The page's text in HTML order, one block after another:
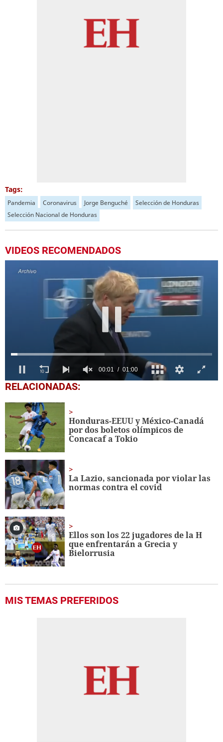
Tags:
Pandemia Coronavirus Jorge Benguché
Selección de Honduras
Selección Nacional de Honduras
VIDEOS RECOMENDADOS
0
seconds
minute,
RELACIONADAS:
Honduras-EEUU y México-Canadá
por dos boletos olímpicos de
Concacaf a Tokio
La Lazio, sancionada por violar las
normas contra el covid
Ellos son los 22 jugadores de la H
que enfrentarán a Grecia y
Bielorrusia
MIS TEMAS PREFERIDOS